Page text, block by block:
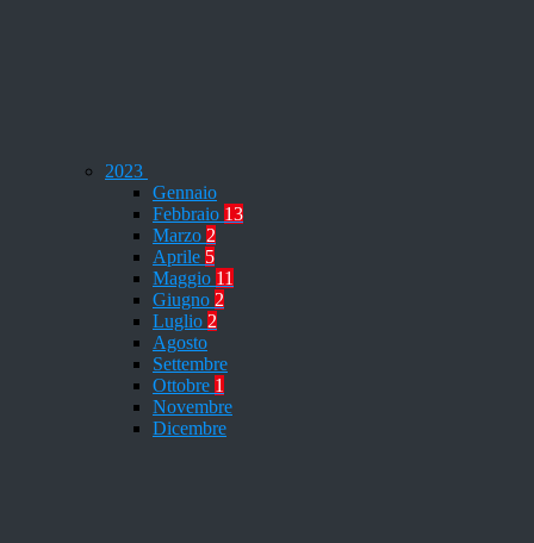
2023
Gennaio
Febbraio 13
Marzo 2
Aprile 5
Maggio 11
Giugno 2
Luglio 2
Agosto
Settembre
Ottobre 1
Novembre
Dicembre